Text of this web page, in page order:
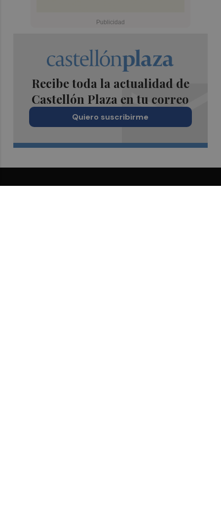
Recibe toda la actualidad de
Castellón Plaza en tu correo
Quiero suscribirme